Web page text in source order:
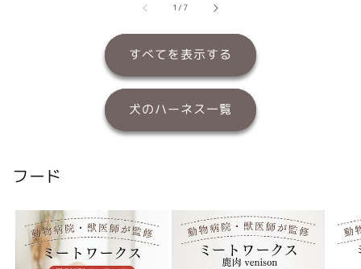
1/の
7
すべてを表示する
犬のハーネス一覧
フード